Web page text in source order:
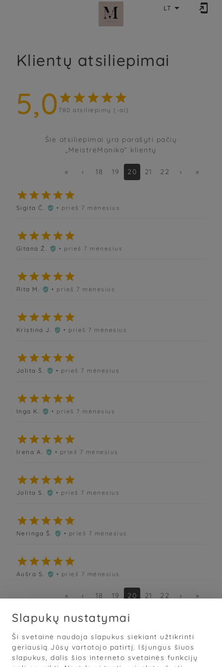
LT  
Klientų atsiliepimai
5,0     
780 atsiliepimų (-ai)
Šie atsiliepimai yra parašyti pačių
„MeistrėMonika“ klientų
« ‹ 18 19 20 21 22 › »

Sigita Č.  • prieš 7 mėnesius

Gitana Ž.  • prieš 7 mėnesius

Rita M.  • prieš 7 mėnesius

Kristina J.  • prieš 7 mėnesius

Jolita Š.  • prieš 7 mėnesius

Inga K.  • prieš 7 mėnesius

Irena A.  • prieš 7 mėnesius

Jolita S.  • prieš 7 mėnesius

Neringa Š.  • prieš 7 mėnesius

Aušra S.  • prieš 7 mėnesius
« ‹ 18 19 20 21 22 › »
Slapukų nustatymai
Ši svetainė naudoja slapukus siekiant užtikrinti
geriausią Jūsų vartotojo patirtį. Išjungus šiuos
slapukus, dalis šios interneto svetainės funkcijų
Sąlygos · Privatumas · Slapukai
© 2026 „Grožis Saviems“